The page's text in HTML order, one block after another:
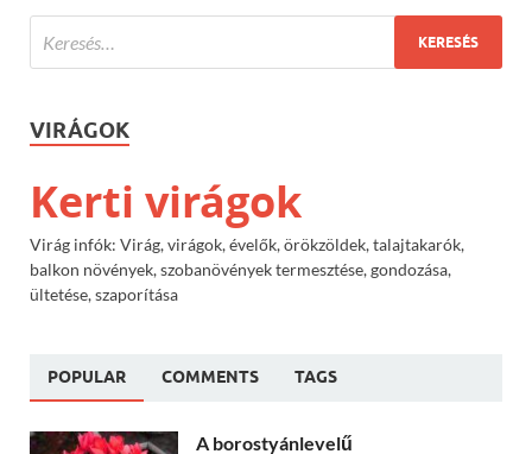
VIRÁGOK
Kerti virágok
Virág infók: Virág, virágok, évelők, örökzöldek, talajtakarók,
balkon növények, szobanövények termesztése, gondozása,
ültetése, szaporítása
POPULAR COMMENTS TAGS
A borostyánlevelű